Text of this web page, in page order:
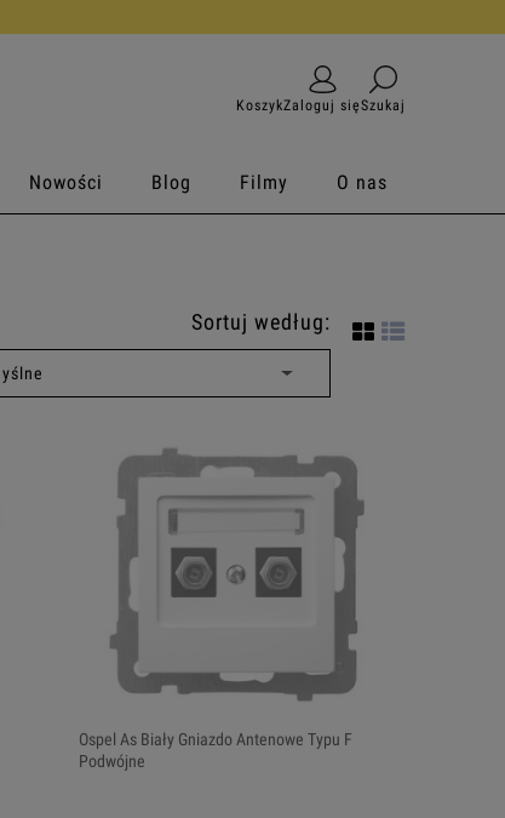
KoszykZaloguj sięSzukaj
Nowości Blog Filmy O nas
Sortuj według:
Ospel As Biały Gniazdo Antenowe Typu F
Podwójne